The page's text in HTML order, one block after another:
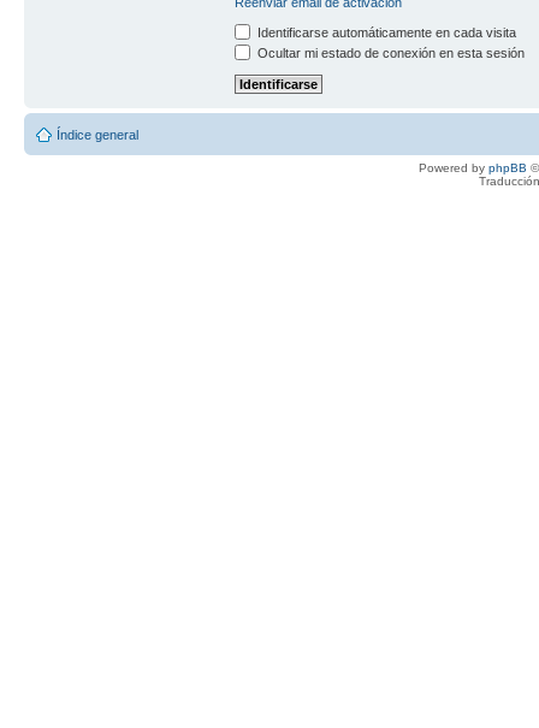
Identificarse automáticamente en cada visita
Ocultar mi estado de conexión en esta sesión
Índice general
Powered by phpBB